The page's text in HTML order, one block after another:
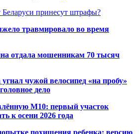
принесут штрафы?
травмировало во время
отдала мошенникам 70 тысяч
чужой велосипед «на пробу»
дело
М10: первый участок
к осени 2026 года
похищения ребенка: версию